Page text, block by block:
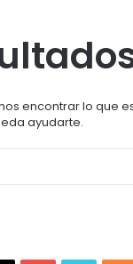
encontrar lo que
ayudarte.